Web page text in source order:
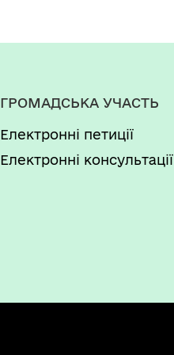
ГРОМАДСЬКА УЧАСТЬ
Електронні петиції
Електронні консультації